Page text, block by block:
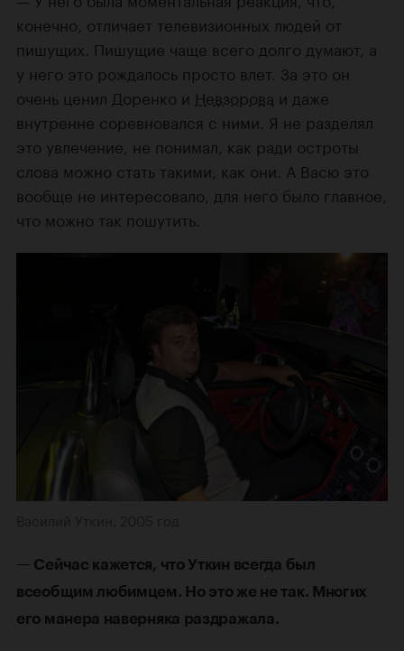
конечно, отличает телевизионных людей от
пишущих. Пишущие чаще всего долго думают, а
у него это рождалось просто влет. За это он
очень ценил Доренко и Невзорова и даже
внутренне соревновался с ними. Я не разделял
это увлечение, не понимал, как ради остроты
слова можно стать такими, как они. А Васю это
вообще не интересовало, для него было главное,
что можно так пошутить.
— Сейчас кажется, что Уткин всегда был
всеобщим любимцем. Но это же не так. Многих
его манера наверняка раздражала.